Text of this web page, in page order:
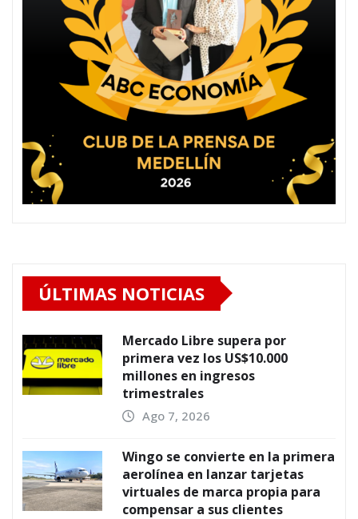
ÚLTIMAS NOTICIAS
Mercado Libre supera por
primera vez los US$10.000
millones en ingresos
trimestrales
Ago 7, 2026
Wingo se convierte en la primera
aerolínea en lanzar tarjetas
virtuales de marca propia para
compensar a sus clientes